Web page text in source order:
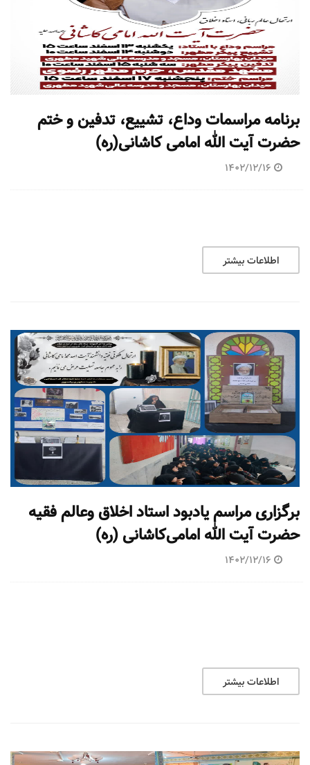
برنامه مراسمات وداع، تشییع، تدفین و ختم
حضرت آیت الله امامی کاشانی(ره)
1402/12/16
اطلاعات بیشتر
برگزاری مراسم یادبود استاد اخلاق وعالم فقیه
حضرت آیت الله امامی‌کاشانی (ره)
1402/12/16
اطلاعات بیشتر